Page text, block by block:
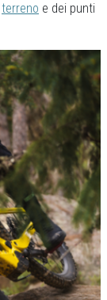
terreno e dei punti